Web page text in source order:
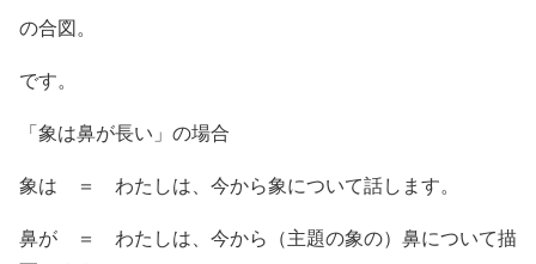
の合図。
です。
「象は鼻が長い」の場合
象は ＝ わたしは、今から象について話します。
鼻が ＝ わたしは、今から（主題の象の）鼻について描